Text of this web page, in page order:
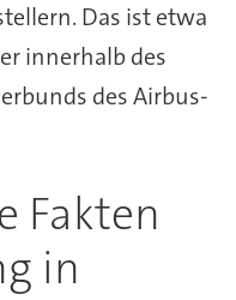
Das ist etwa
innerhalb des
des Airbus-
Fakten
in